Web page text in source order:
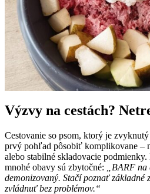
Výzvy na cestách?
Cestovanie so psom, ktorý je
prvý pohľad pôsobiť komplikovane –
alebo stabilné skladovacie
mnohé obavy sú zbytočné:
„BARF
demonizovaný. Stačí poznať základné
zvládnuť bez problémov.“